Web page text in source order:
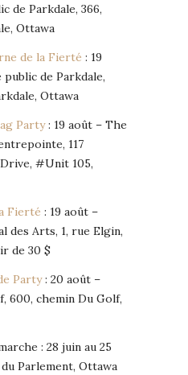
de Parkdale, 366,
Ottawa
de la Fierté : 19
de Parkdale,
Ottawa
Party: 19 août – The
117
#Unit 105,
Fierté : 19 août –
des Arts, 1, rue Elgin,
de 30 $
Party: 20 août –
600, chemin Du Golf,
: 28 juin au 25
Parlement, Ottawa